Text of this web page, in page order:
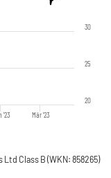
'23 Mär '23
20
25
30
Ltd Class B (WKN: 858265)